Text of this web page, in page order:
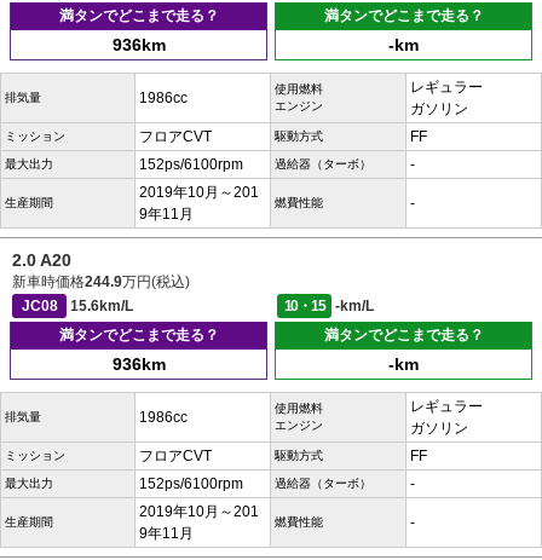
満タンでどこまで走る？
936km
満タンでどこまで走る？
-km
排気量 1986cc
使用燃料
エンジン
レギュラー
ガソリン
ミッション フロアCVT 駆動方式 FF
最大出力 152ps/6100rpm 過給器（ターボ） -
生産期間
2019年10月～201
9年11月
燃費性能 -
2.0 A20
新車時価格244.9万円(税込)
JC08
15.6km/L 10・15
-km/L
満タンでどこまで走る？
936km
満タンでどこまで走る？
-km
排気量 1986cc
使用燃料
エンジン
レギュラー
ガソリン
ミッション フロアCVT 駆動方式 FF
最大出力 152ps/6100rpm 過給器（ターボ） -
生産期間
2019年10月～201
9年11月
燃費性能 -